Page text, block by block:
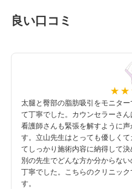
良い口コミ
太腿と臀部の脂肪吸引をモニタ
て丁寧でした。カウンセラーさん
看護師さんも緊張を解すように
す。立山先生はとっても優しく
てしっかり施術内容に納得して
別の先生でどんな方か分からな
丁寧でした。こちらのクリニッ
す。